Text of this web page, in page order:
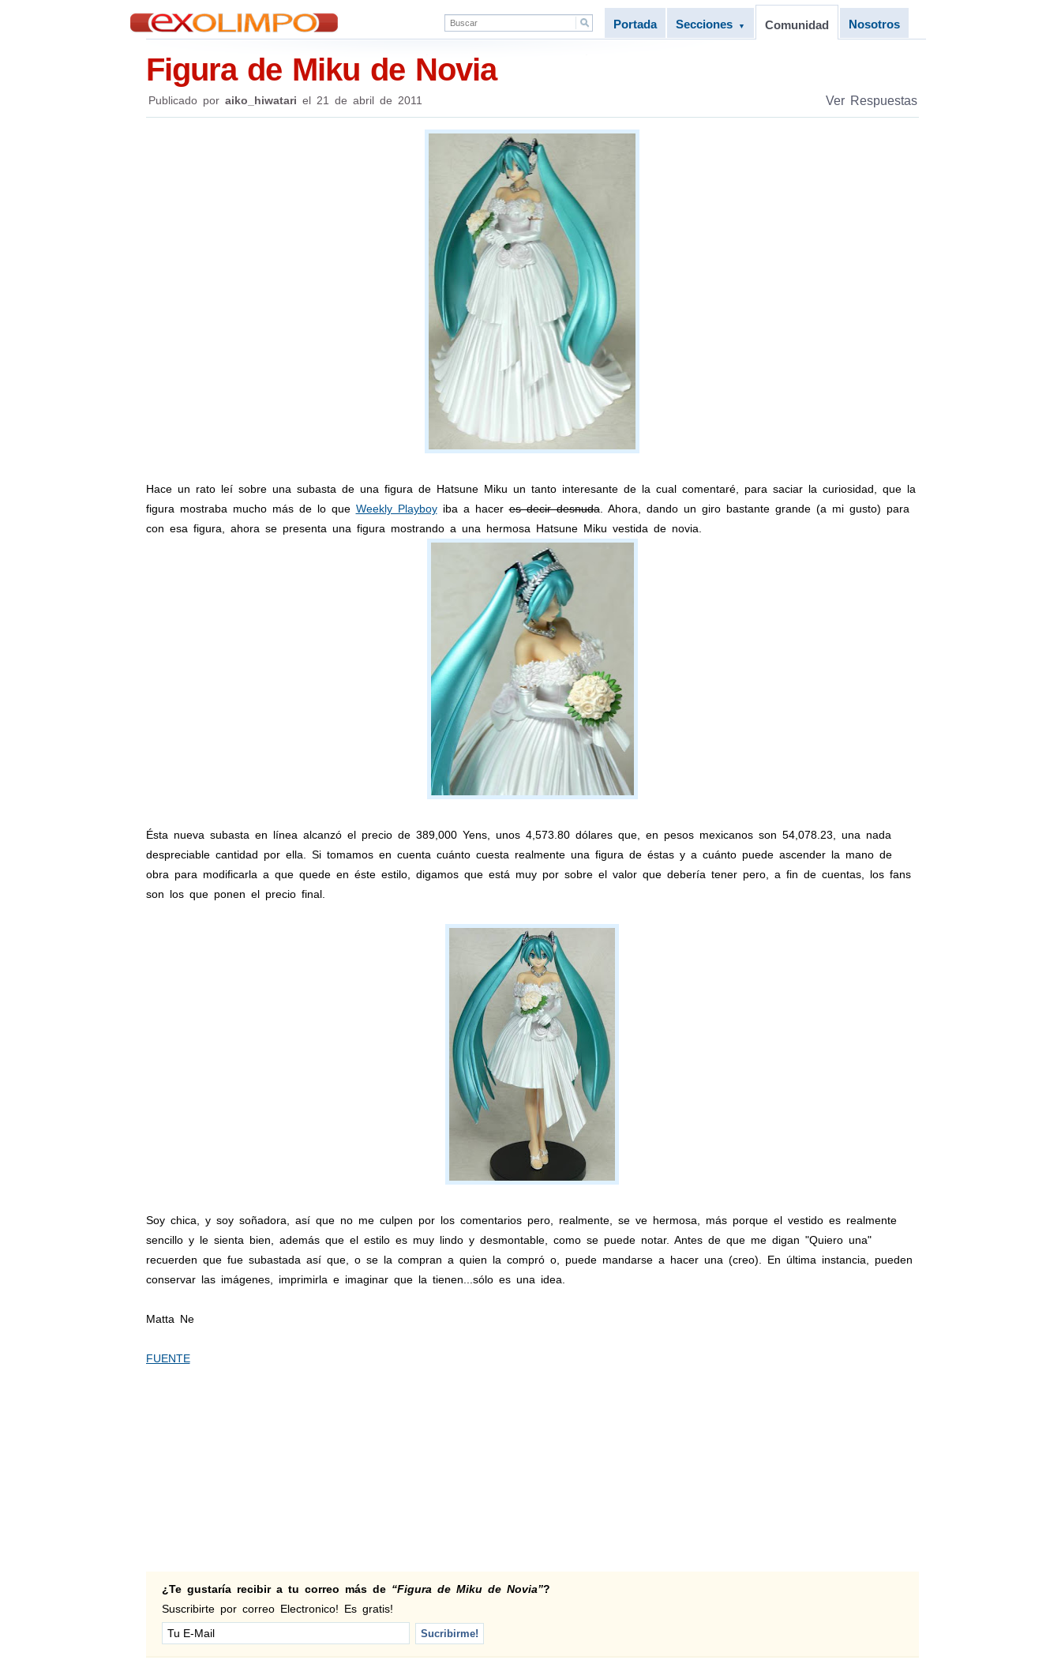
Portada Secciones ▼ Comunidad Nosotros
Figura de Miku de Novia
Publicado por aiko_hiwatari el 21 de abril de 2011 Ver Respuestas
Hace un rato leí sobre una subasta de una figura de Hatsune Miku un tanto interesante de la cual comentaré, para saciar la curiosidad, que la
figura mostraba mucho más de lo que Weekly Playboyiba a haceres decir desnuda. Ahora, dando un giro bastante grande (a mi gusto) para
con esa figura, ahora se presenta una figura mostrando a una hermosa Hatsune Miku vestida de novia.
Ésta nueva subasta en línea alcanzó el precio de 389,000 Yens, unos 4,573.80 dólares que, en pesos mexicanos son 54,078.23, una nada
despreciable cantidad por ella. Si tomamos en cuenta cuánto cuesta realmente una figura de éstas y a cuánto puede ascender la mano de
obra para modificarla a que quede en éste estilo, digamos que está muy por sobre el valor que debería tener pero, a fin de cuentas, los fans
son los que ponen el precio final.
Soy chica, y soy soñadora, así que no me culpen por los comentarios pero, realmente, se ve hermosa, más porque el vestido es realmente
sencillo y le sienta bien, además que el estilo es muy lindo y desmontable, como se puede notar. Antes de que me digan "Quiero una"
recuerden que fue subastada así que, o se la compran a quien la compró o, puede mandarse a hacer una (creo). En última instancia, pueden
conservar las imágenes, imprimirla e imaginar que la tienen...sólo es una idea.
Matta Ne
FUENTE
¿Te gustaría recibir a tu correo más de “Figura de Miku de Novia”?
Suscribirte por correo Electronico! Es gratis!